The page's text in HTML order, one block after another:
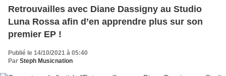
Retrouvailles avec Diane Dassigny au Studio
Luna Rossa afin d’en apprendre plus sur son
premier EP !
Publié le 14/10/2021 à 05:40
Par Steph Musicnation